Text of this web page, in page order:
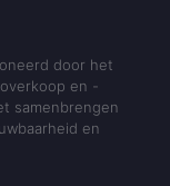
door het
en -
samenbrengen
en